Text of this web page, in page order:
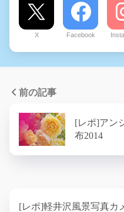
X Facebook
前の記事
[レポ]アン
布2014
[レポ]軽井沢風景写真カ